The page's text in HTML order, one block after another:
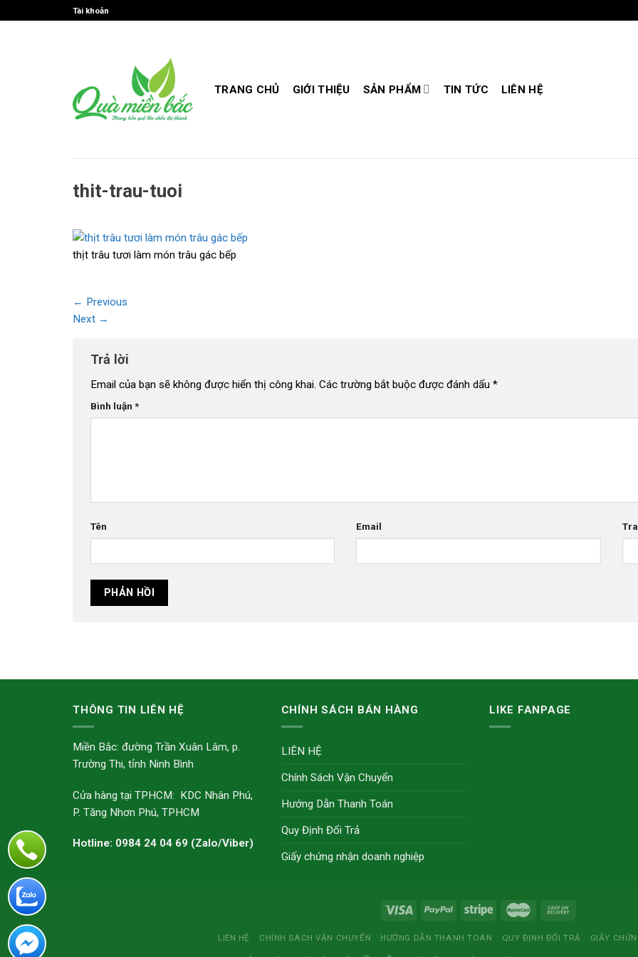
to
Tài khoản
TRANG CHỦ GIỚI THIỆU SẢN PHẨM TIN TỨC LIÊN HỆ
thit-trau-tuoi
thịt trâu tươi làm món trâu gác bếp
← Previous
Next →
Trả lời
Email của bạn sẽ không được hiển thị công khai. Các trường bắt buộc được đánh dấu *
Bình luận *
Tên Email
THÔNG TIN LIÊN HỆ
Miền Bắc: đường Trần Xuân Lâm, p.
Trường Thi, tỉnh Ninh Bình
Cửa hàng tại TPHCM: KDC Nhân Phú,
P. Tăng Nhơn Phú, TPHCM
Hotline: 0984 24 04 69 (Zalo/Viber)
CHÍNH SÁCH BÁN HÀNG
LIÊN HỆ
Chính Sách Vận Chuyển
Hướng Dẫn Thanh Toán
Quy Định Đổi Trả
Giấy chứng nhận doanh nghiệp
LIKE FANPAGE
LIÊN HỆ CHÍNH SÁCH VẬN CHUYỂN HƯỚNG DẪN THANH TOÁN QUY ĐỊNH ĐỔI TRẢ GIẤY